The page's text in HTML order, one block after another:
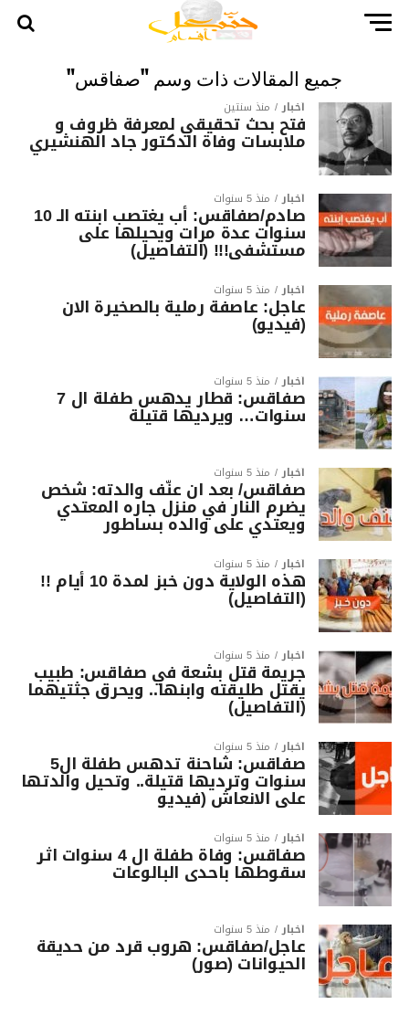
جميع المقالات ذات وسم "صفاقس"
أخبار منذ سنتين
فتح بحث تحقيقي لمعرفة ظروف و
ملابسات وفاة الدكتور جاد الهنشيري
أخبار منذ 5 سنوات
صادم/صفاقس: أب يغتصب ابنته الـ 10
سنوات عدة مرات ويحيلها على
مستشفى!!! (التفاصيل)
أخبار منذ 5 سنوات
عاجل: عاصفة رملية بالصخيرة الان
(فيديو)
أخبار منذ 5 سنوات
صفاقس: قطار يدهس طفلة ال 7
سنوات… ويرديها قتيلة
أخبار منذ 5 سنوات
صفاقس/ بعد ان عنّف والدته: شخص
يضرم النار في منزل جاره المعتدي
ويعتدي على والده بساطور
أخبار منذ 5 سنوات
هذه الولاية دون خبز لمدة 10 أيام !!
(التفاصيل)
أخبار منذ 5 سنوات
جريمة قتل بشعة في صفاقس: طبيب
يقتل طليقته وابنها.. ويحرق جثتيهما
(التفاصيل)
أخبار منذ 5 سنوات
صفاقس: شاحنة تدهس طفلة ال5
سنوات وترديها قتيلة.. وتحيل والدتها
على الانعاش (فيديو
أخبار منذ 5 سنوات
صفاقس: وفاة طفلة ال 4 سنوات اثر
سقوطها باحدى البالوعات
أخبار منذ 5 سنوات
عاجل/صفاقس: هروب قرد من حديقة
الحيوانات (صور)